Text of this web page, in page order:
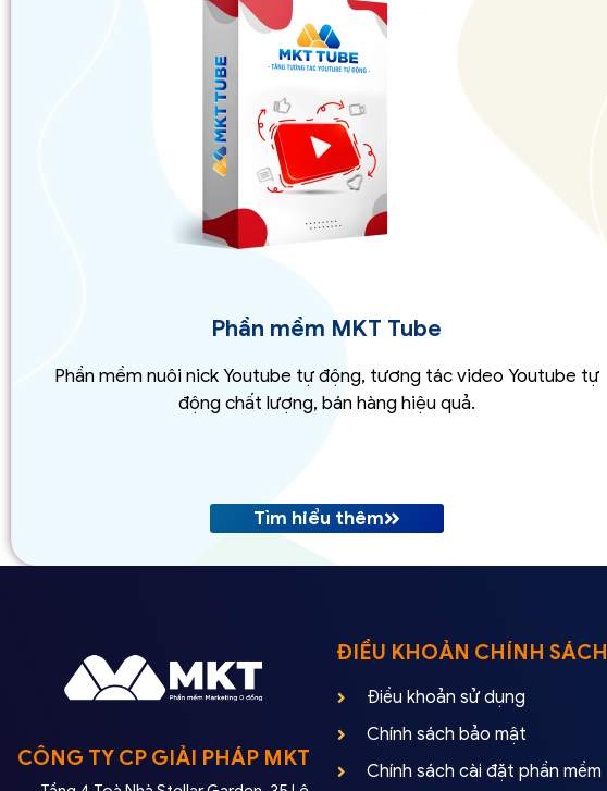
Phần mềm MKT Tube
Phần mềm nuôi nick Youtube tự động, tương tác video Youtube tự
động chất lượng, bán hàng hiệu quả.
Tìm hiểu thêm
CÔNG TY CP GIẢI PHÁP MKT
ĐIỀU KHOẢN CHÍNH SÁCH
Điều khoản sử dụng
Chính sách bảo mật
Chính sách cài đặt phần mềm